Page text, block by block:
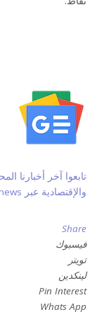
تابعوا آخر أخبارنا
والإقتصادية عبر Google news
Share
فيسبوك
تويتر
لينكدين
Pin Interest
Whats App